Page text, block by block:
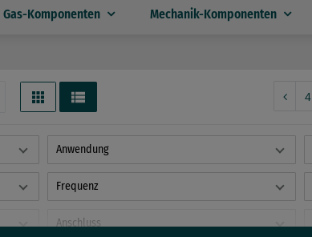
Gas-Komponenten Mechanik-Komponenten
4
Anwendung
Frequenz
Anschluss